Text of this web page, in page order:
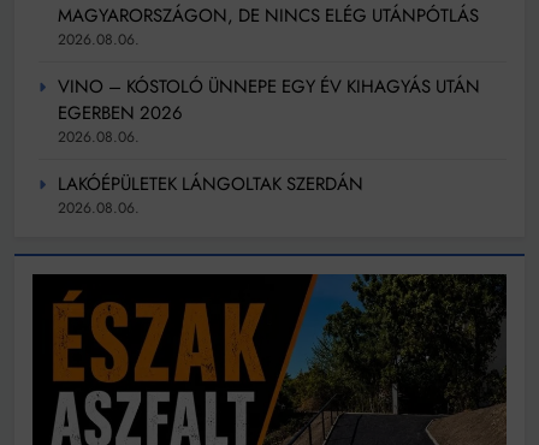
MAGYARORSZÁGON, DE NINCS ELÉG UTÁNPÓTLÁS
2026.08.06.
VINO – KÓSTOLÓ ÜNNEPE EGY ÉV KIHAGYÁS UTÁN
EGERBEN 2026
2026.08.06.
LAKÓÉPÜLETEK LÁNGOLTAK SZERDÁN
2026.08.06.